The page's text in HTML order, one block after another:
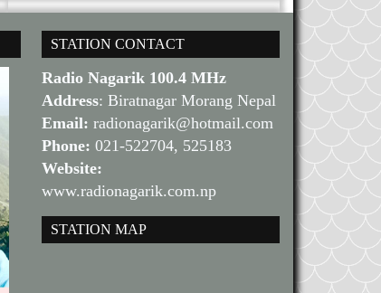
STATION CONTACT
Radio Nagarik 100.4 MHz
Address: Biratnagar Morang Nepal
Email: radionagarik@hotmail.com
Phone: 021-522704, 525183
Website:
www.radionagarik.com.np
STATION MAP